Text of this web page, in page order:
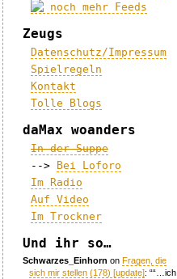
noch mehr Feeds
Zeugs
Datenschutz/Impressum
Spielregeln
Kontakt
Tolle Blogs
daMax woanders
In der Suppe
-->
Bei Loforo
Im Radio
Auf Video
Im Trockner
Und ihr so…
Schwarzes_Einhorn onFragen, die
sich mir stellen (178) [update]: ““…ich